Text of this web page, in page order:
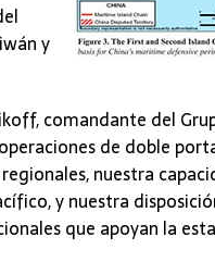
y
comandante del
de doble
nuestra
y nuestra
que apoyan la